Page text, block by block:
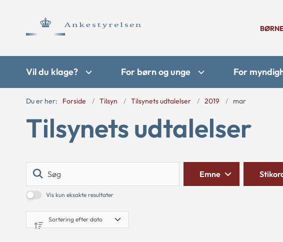
Vil du klage? For børn og unge For
Du er her: Forside Tilsyn Tilsynets udtalelser 2019 mar
Tilsynets udtalelser
Vis kun eksakte resultater
Emne